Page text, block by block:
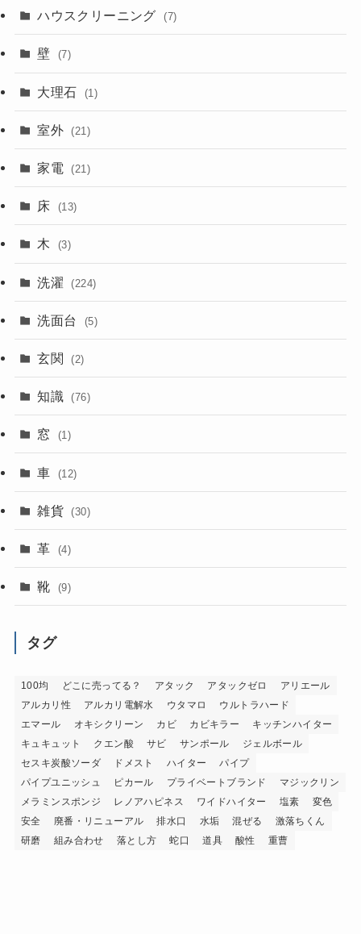
ハウスクリーニング (7)
壁 (7)
大理石 (1)
室外 (21)
家電 (21)
床 (13)
木 (3)
洗濯 (224)
洗面台 (5)
玄関 (2)
知識 (76)
窓 (1)
車 (12)
雑貨 (30)
革 (4)
靴 (9)
タグ
100均 どこに売ってる？ アタック アタックゼロ
アリエール
アルカリ性
アルカリ電解水 ウタマロ
ウルトラハード
エマール
オキシクリーン カビ カビキラー
キッチンハイター
キュキュット
クエン酸 サビ サンポール
ジェルボール
セスキ炭酸ソーダ
ドメスト ハイター
パイプ
パイプユニッシュ
ピカール プライベートブランド
マジックリン
メラミンスポンジ
レノアハピネス ワイドハイター 塩素
変色
安全
廃番・リニューアル 排水口 水垢 混ぜる
激落ちくん
研磨
組み合わせ 落とし方 蛇口 道具 酸性 重曹